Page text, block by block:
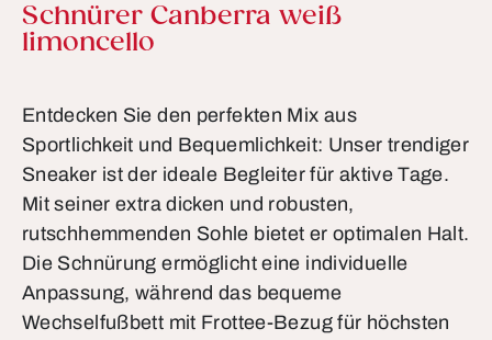
Produktinformationen
Schnürer Canberra weiß
limoncello
Entdecken Sie den perfekten Mix aus
Sportlichkeit und Bequemlichkeit: Unser trendiger
Sneaker ist der ideale Begleiter für aktive Tage.
Mit seiner extra dicken und robusten,
rutschhemmenden Sohle bietet er optimalen Halt.
Die Schnürung ermöglicht eine individuelle
Anpassung, während das bequeme
Wechselfußbett mit Frottee-Bezug für höchsten